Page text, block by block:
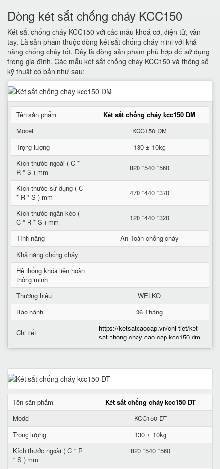
Dòng két sắt chống cháy KCC150
Két sắt chống cháy KCC150 với các mẫu khoá cơ, điện tử, vân
tay. Là sản phẩm thuộc dòng két sắt chống cháy mini với khả
năng chống cháy tốt. Đây là dòng sản phẩm phù hợp để sử dụng
trong gia đình. Các mẫu két sắt chống cháy KCC150 và thông số
kỹ thuật cơ bản như sau:
Tên sản phẩm
Két sắt chống cháy kcc150 DM
Model
KCC150 DM
Trọng lượng
130 ± 10kg
Kích thước ngoài ( C *
R * S ) mm
820 *540 *560
Kích thước sử dụng ( C
* R * S ) mm
470 *440 *370
Kích thước ngăn kéo (
C * R * S ) mm
120 *440 *320
Tính năng
An Toàn chống cháy
Khả năng chống cháy
Hệ thống khóa liên hoàn
thông minh
Thương hiệu
WELKO
Bảo hành
36 Tháng
Chi tiết
https://ketsatcaocap.vn/chi-tiet/ket-
sat-chong-chay-cao-cap-kcc150-dm
Tên sản phẩm
Két sắt chống cháy kcc150 DT
Model
KCC150 DT
Trọng lượng
130 ± 10kg
Kích thước ngoài ( C * R
* S ) mm
820 *540 *560